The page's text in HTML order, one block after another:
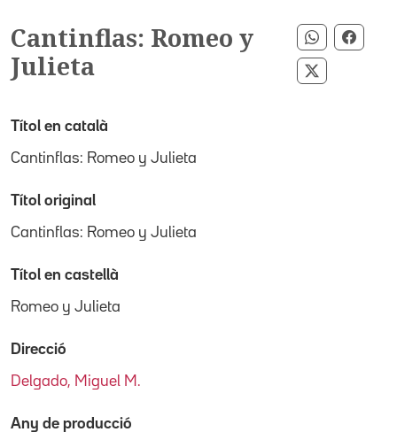
Cantinflas: Romeo y
Julieta
Compartir
Compartir
Títol en català
Cantinflas: Romeo y Julieta
Títol original
Cantinflas: Romeo y Julieta
Títol en castellà
Romeo y Julieta
Direcció
Delgado, Miguel M.
Any de producció